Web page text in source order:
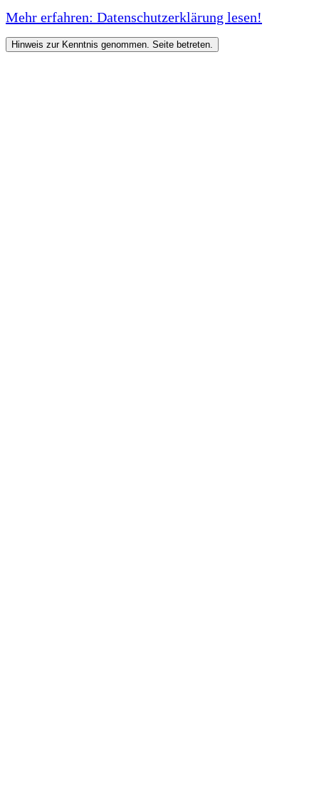
Mehr erfahren: Datenschutzerklärung lesen!
Hinweis zur Kenntnis genommen. Seite betreten.